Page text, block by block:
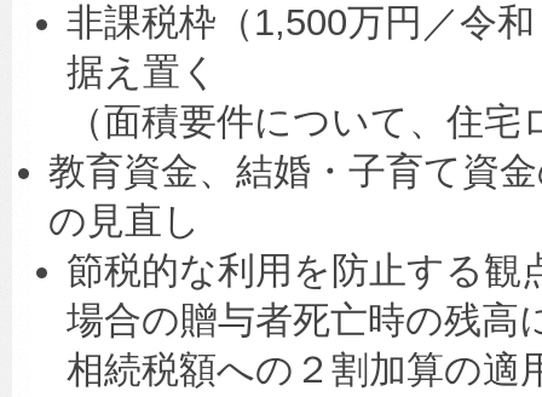
非課税枠（1,500万円／令
据え置く
（面積要件について、住
教育資金、結婚・子育て資
の見直し
節税的な利用を防止する観
場合の贈与者死亡時の残高
相続税額への２割加算の適